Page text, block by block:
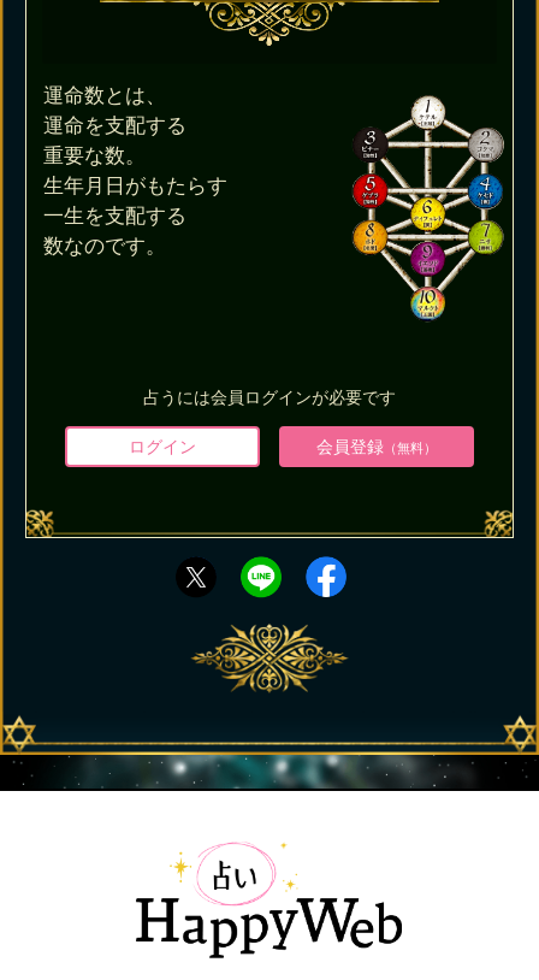
運命数とは、
運命を支配する
重要な数。
生年月日がもたらす
一生を支配する
数なのです。
占うには会員ログインが必要です
ログイン 会員登録（無料）